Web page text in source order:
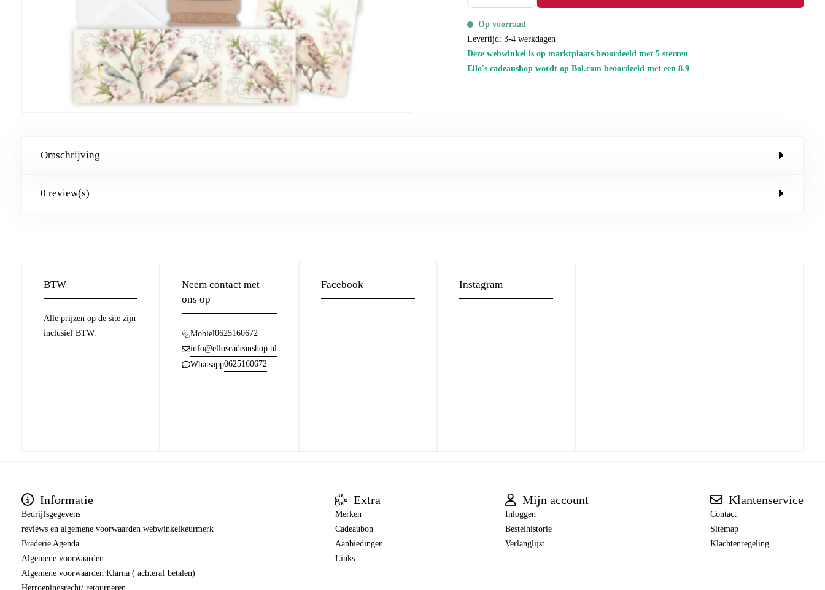
Op voorraad
Levertijd: 3-4 werkdagen
Deze webwinkel is op marktplaats beoordeeld met 5 sterren
Ello's cadeaushop wordt op Bol.com beoordeeld met een 8.9
Omschrijving
0 review(s)
BTW
Alle prijzen op de site zijn
inclusief BTW.
Neem contact met
ons op
Mobiel0625160672
info@elloscadeaushop.nl
Whatsapp0625160672
Facebook Instagram
Informatie
Bedrijfsgegevens
reviews en algemene voorwaarden webwinkelkeurmerk
Braderie Agenda
Algemene voorwaarden
Algemene voorwaarden Klarna ( achteraf betalen)
Herroepingsrecht/ retourneren
Extra
Merken
Cadeaubon
Aanbiedingen
Links
Mijn account
Inloggen
Bestelhistorie
Verlanglijst
Klantenservice
Contact
Sitemap
Klachtenregeling